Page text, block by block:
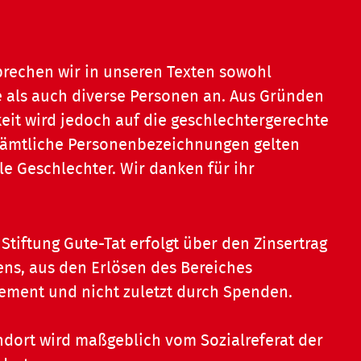
wir in unseren Texten sowohl
auch diverse Personen an. Aus Gründen
wird jedoch auf die geschlechtergerechte
Personenbezeichnungen gelten
Geschlechter. Wir danken für ihr
Gute-Tat erfolgt über den Zinsertrag
aus den Erlösen des Bereiches
und nicht zuletzt durch Spenden.
wird maßgeblich vom Sozialreferat der